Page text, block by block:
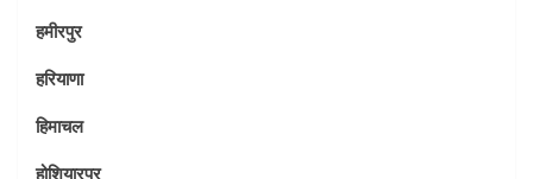
हमीरपुर
हरियाणा
हिमाचल
होशियारपुर